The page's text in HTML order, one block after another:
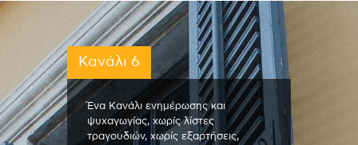
Κανάλι 6
Ένα Κανάλι ενημέρωσης και
ψυχαγωγίας, χωρίς λίστες
τραγουδιών, χωρίς εξαρτήσεις,